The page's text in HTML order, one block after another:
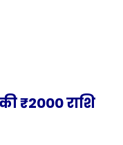
₹2000 राशि